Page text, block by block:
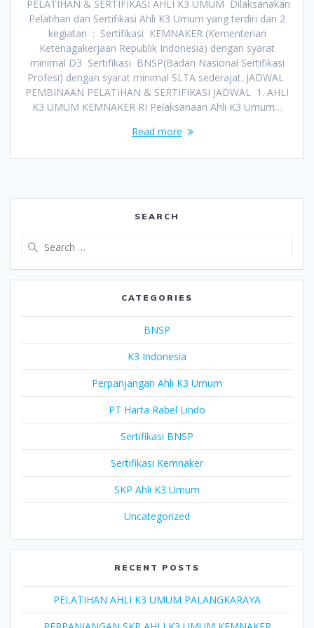
PELATIHAN & SERTIFIKASI AHLI K3 UMUM Dilaksanakan
Pelatihan dan Sertifikasi Ahli K3 Umum yang terdiri dari 2
kegiatan : Sertifikasi KEMNAKER (Kementerian
Ketenagakerjaan Republik Indonesia) dengan syarat
minimal D3 Sertifikasi BNSP(Badan Nasional Sertifikasi
Profesi) dengan syarat minimal SLTA sederajat. JADWAL
PEMBINAAN PELATIHAN & SERTIFIKASI JADWAL 1. AHLI
K3 UMUM KEMNAKER RI Pelaksanaan Ahli K3 Umum…
Read more
SEARCH
CATEGORIES
BNSP
K3 Indonesia
Perpanjangan Ahli K3 Umum
PT Harta Rabel Lindo
Sertifikasi BNSP
Sertifikasi Kemnaker
SKP Ahli K3 Umum
Uncategorized
RECENT POSTS
PELATIHAN AHLI K3 UMUM PALANGKARAYA